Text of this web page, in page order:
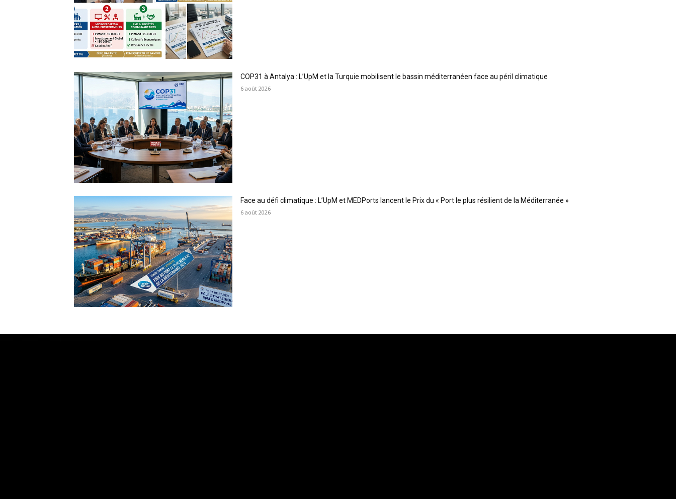
COP31 à Antalya : L’UpM et la Turquie mobilisent le bassin méditerranéen face au péril climatique
6 août 2026
Face au défi climatique : L’UpM et MEDPorts lancent le Prix du « Port le plus résilient de la Méditerranée »
6 août 2026